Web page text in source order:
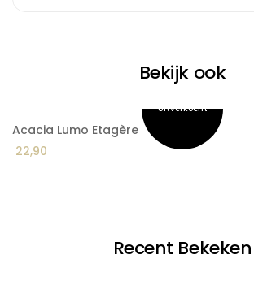
Bekijk ook
Acacia Lumo Etagère
22,90
Recent Bekeken